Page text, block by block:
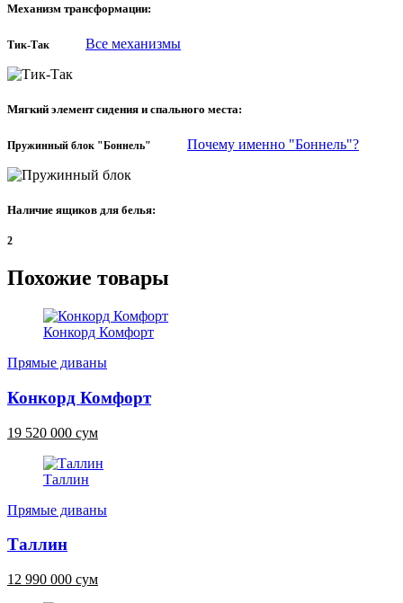
Механизм трансформации:
Тик-Так Все механизмы
Мягкий элемент сидения и спального места:
Пружинный блок "Боннель" Почему именно "Боннель"?
Наличие ящиков для белья:
2
Похожие товары
Конкорд Комфорт
Прямые диваны
Конкорд Комфорт
19 520 000 сум
Таллин
Прямые диваны
Таллин
12 990 000 сум